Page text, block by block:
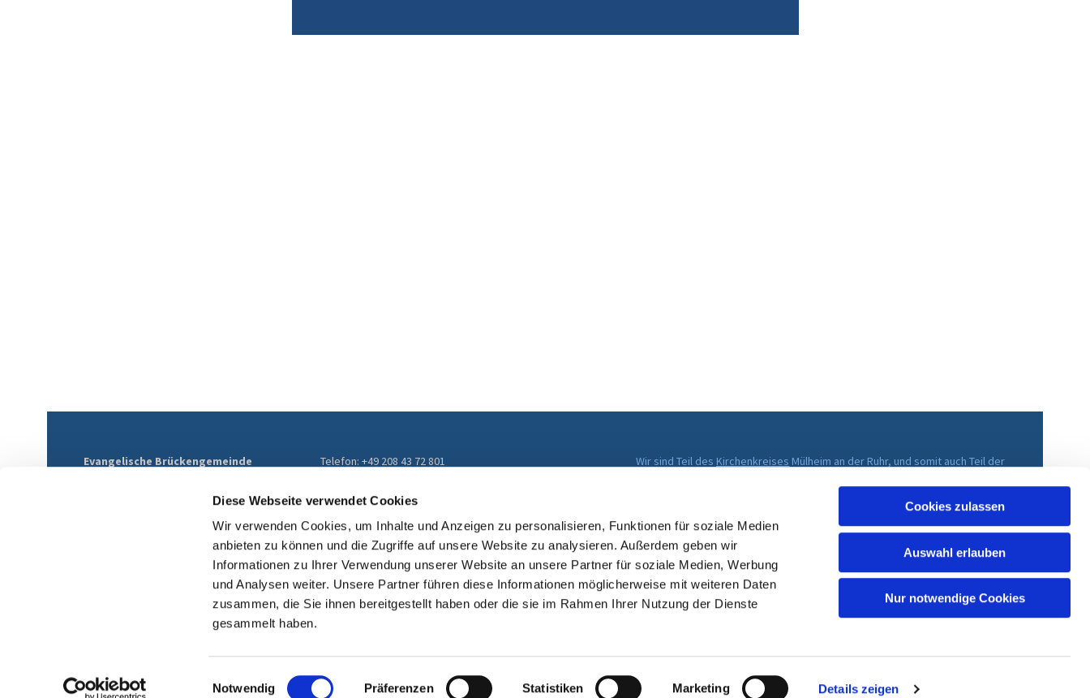
Diese Webseite verwendet Cookies
Wir verwenden Cookies, um Inhalte und Anzeigen zu personalisieren, Funktionen für soziale Medien
anbieten zu können und die Zugriffe auf unsere Website zu analysieren. Außerdem geben wir
Informationen zu Ihrer Verwendung unserer Website an unsere Partner für soziale Medien, Werbung
und Analysen weiter. Unsere Partner führen diese Informationen möglicherweise mit weiteren Daten
zusammen, die Sie ihnen bereitgestellt haben oder die sie im Rahmen Ihrer Nutzung der Dienste
gesammelt haben.
Einwilligungsauswahl
Notwendig Präferenzen Statistiken Marketing Details zeigen
Cookies zulassen
Auswahl erlauben
Nur notwendige Cookies
Evangelische Brückengemeinde
Telefon: +49 208 43 72 801
ev-brueckengemeinde@kirche-muelheim.de
Wir sind Teil des Kirchenkreises Mülheim an der Ruhr, und somit auch Teil der
Impressum Datenschutzerklärung ChurchDesk-Login